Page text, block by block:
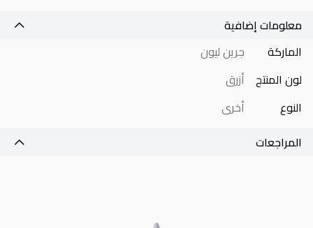
معلومات إضافية
الماركة
جرين ليون
لون المنتج أزرق
النوع
أخرى
المراجعات